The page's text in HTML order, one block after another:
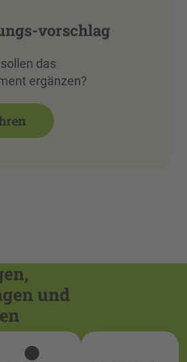
vorschlag
das
ergänzen?
und